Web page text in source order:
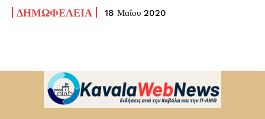
ΔΗΜΩΦΕΛΕΙΑ 18 Μαΐου 2020